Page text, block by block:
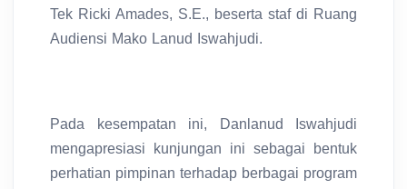
Tek Ricki Amades, S.E., beserta staf di Ruang
Audiensi Mako Lanud Iswahjudi.
Pada kesempatan ini, Danlanud Iswahjudi
mengapresiasi kunjungan ini sebagai bentuk
perhatian pimpinan terhadap berbagai program